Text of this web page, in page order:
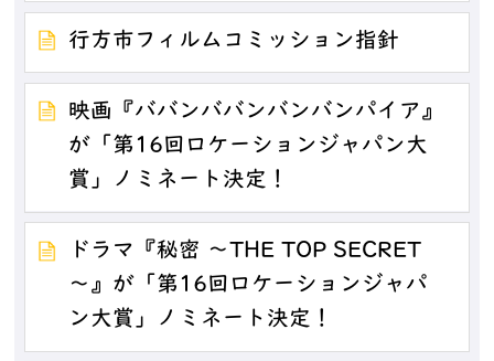
行方市フィルムコミッション指針
映画『ババンババンバンバンパイア』
が「第16回ロケーションジャパン大
賞」ノミネート決定！
ドラマ『秘密 ～THE TOP SECRET
～』が「第16回ロケーションジャパ
ン大賞」ノミネート決定！